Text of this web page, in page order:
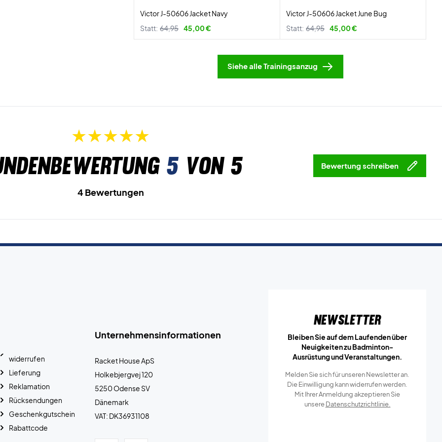
Victor J-50606 Jacket Navy
Statt: 64,95 45,00 €
Victor J-50606 Jacket June Bug
Statt: 64,95 45,00 €
Siehe alle Trainingsanzug
5von 5 Bewertung schreiben
4 Bewertungen
Unternehmensinformationen
Racket House ApS
Holkebjergvej 120
5250 Odense SV
Dänemark
VAT: DK36931108
widerrufen
Lieferung
Reklamation
Rücksendungen
Geschenkgutschein
Rabattcode
Newsletter
Bleiben Sie auf dem Laufenden über
Neuigkeiten zu Badminton-
Ausrüstung und Veranstaltungen.
Melden Sie sich für unseren Newsletter an.
Die Einwilligung kann widerrufen werden.
Mit Ihrer Anmeldung akzeptieren Sie
unsereDatenschutzrichtlinie.